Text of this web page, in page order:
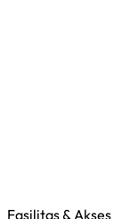
Fasilitas & Akses